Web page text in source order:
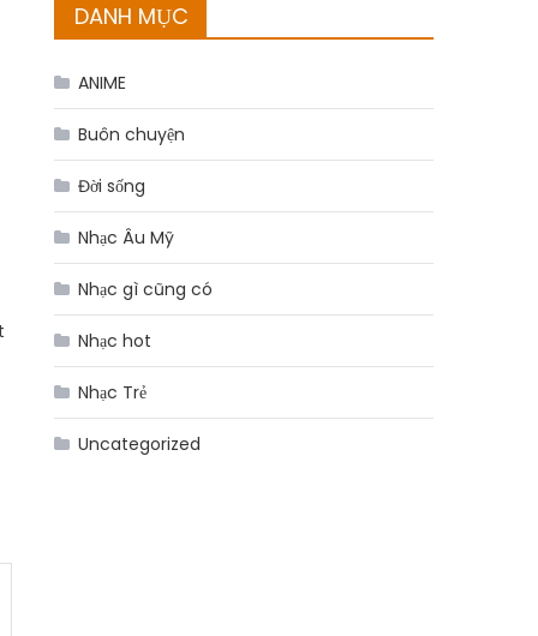
DANH MỤC
ANIME
Buôn chuyện
Đời sống
Nhạc Âu Mỹ
Nhạc gì cũng có
Nhạc hot
Nhạc Trẻ
Uncategorized